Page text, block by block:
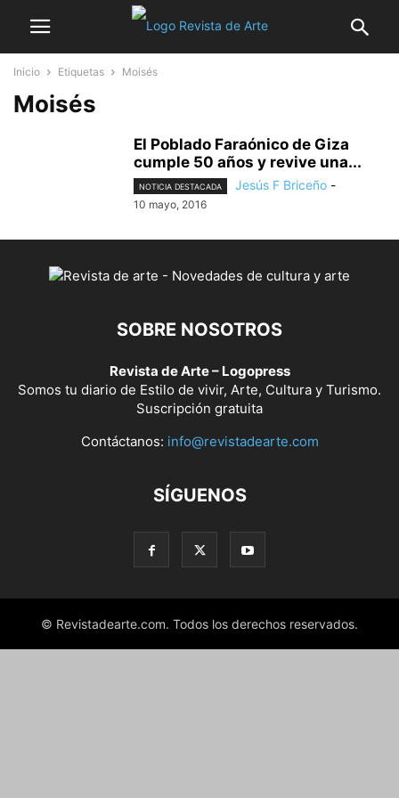
Inicio Etiquetas Moisés
Moisés
El Poblado Faraónico de Giza
cumple 50 años y revive una...
NOTICIA DESTACADA Jesús F Briceño -
10 mayo, 2016
SOBRE NOSOTROS
Revista de Arte – Logopress
Somos tu diario de Estilo de vivir, Arte, Cultura y Turismo.
Suscripción gratuita
Contáctanos: info@revistadearte.com
SÍGUENOS
© Revistadearte.com. Todos los derechos reservados.